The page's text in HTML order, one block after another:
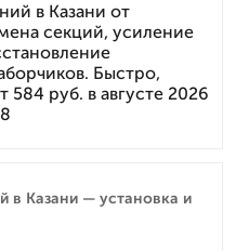
в Казани от
секций, усиление
Быстро,
584 руб. в августе 2026
в Казани — установка и